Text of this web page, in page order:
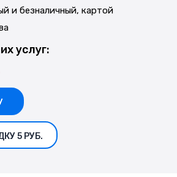
и безналичный, картой
услуг:
5 РУБ.